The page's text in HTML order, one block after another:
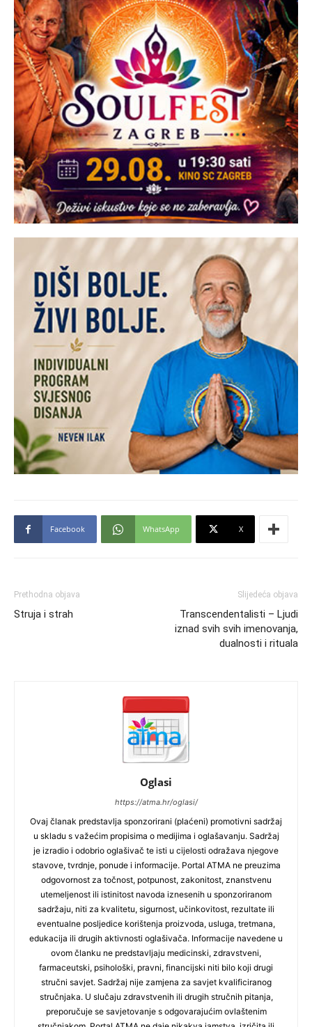
Facebook WhatsApp X
Prethodna objava
Struja i strah
Slijedeća objava
Transcendentalisti – Ljudi
iznad svih svih imenovanja,
dualnosti i rituala
Oglasi
https://atma.hr/oglasi/
Ovaj članak predstavlja sponzorirani (plaćeni) promotivni sadržaj
u skladu s važećim propisima o medijima i oglašavanju. Sadržaj
je izradio i odobrio oglašivač te isti u cijelosti odražava njegove
stavove, tvrdnje, ponude i informacije. Portal ATMA ne preuzima
odgovornost za točnost, potpunost, zakonitost, znanstvenu
utemeljenost ili istinitost navoda iznesenih u sponzoriranom
sadržaju, niti za kvalitetu, sigurnost, učinkovitost, rezultate ili
eventualne posljedice korištenja proizvoda, usluga, tretmana,
edukacija ili drugih aktivnosti oglašivača. Informacije navedene u
ovom članku ne predstavljaju medicinski, zdravstveni,
farmaceutski, psihološki, pravni, financijski niti bilo koji drugi
stručni savjet. Sadržaj nije zamjena za savjet kvalificiranog
stručnjaka. U slučaju zdravstvenih ili drugih stručnih pitanja,
preporučuje se savjetovanje s odgovarajućim ovlaštenim